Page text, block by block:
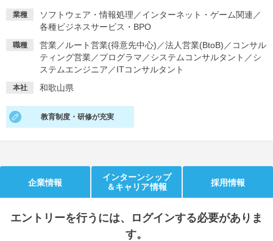
イベントを探す スカウト お知らせ
就活ノウハウ・サポート
就活支援
あなたに合う仕事を診断！ 動画で対策講座をチェック
就活時事ニュースを更新 不明点があればこちら
業種 ソフトウェア・情報処理 ／インターネット・ゲーム関連 ／
各種ビジネスサービス・BPO
職種 営業／ ルート営業(得意先中心) ／法人営業(BtoB) ／ コンサル
ティング営業／プログラマ ／システムコンサルタント ／シ
ステムエンジニア ／ITコンサルタント
本社 和歌山県
教育制度・研修が充実
企業情報
インターンシップ
＆キャリア情報
採用情報
エントリーを行うには、ログインする必要がありま
す。